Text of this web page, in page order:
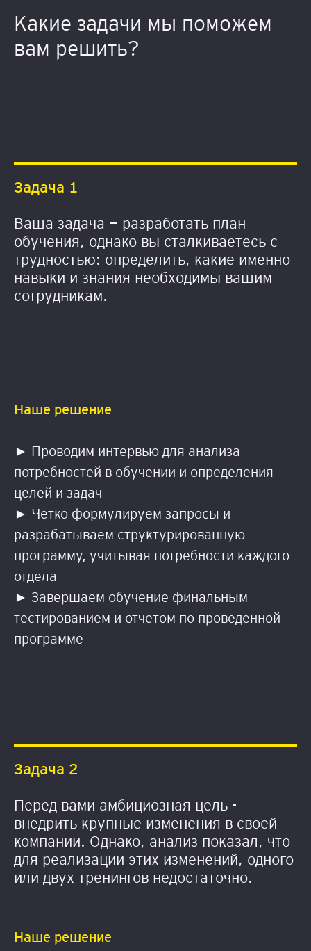
Какие задачи мы поможем
вам решить?
Задача 1
Ваша задача — разработать план
обучения, однако вы сталкиваетесь с
трудностью: определить, какие именно
навыки и знания необходимы вашим
сотрудникам.
Наше решение
► Проводим интервью для анализа
потребностей в обучении и определения
целей и задач
► Четко формулируем запросы и
разрабатываем структурированную
программу, учитывая потребности каждого
отдела
► Завершаем обучение финальным
тестированием и отчетом по проведенной
программе
Задача 2
Перед вами амбициозная цель -
внедрить крупные изменения в своей
компании. Однако, анализ показал, что
для реализации этих изменений, одного
или двух тренингов недостаточно.
Наше решение